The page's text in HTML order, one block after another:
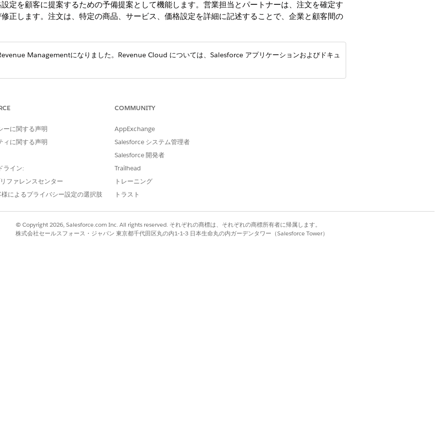
定を顧客に提案するための予備提案として機能します。営業担当とパートナーは、注文を確定す
正します。注文は、特定の商品、サービス、価格設定を詳細に記述することで、企業と顧客間の
Managementになりました。Revenue Cloud については、Salesforce アプリケーションおよびドキュ
と注文の両方で、トランザクション管理コンポーネントや高度な価格設定機能などの共有機能が
Revenue Management (旧Revenue Cloud)内の見積と注文のパフォーマンスを最適化します。取引品目エ
すべての価格設定ロジックを調整し、API 呼び出しプロトコルの一貫性を確保して、シームレスなシステムイン
Transaction Line Editorを使用して、Revenue Management(旧Revenue Cloud)で見積の追加、設定、価
ィターには、商品の選択を管理し、割引を適用し、最終送信前に価格設定の詳細を確認する一元的なワークスペ
ーに関する声明
ィに関する声明
ライン:
ファレンスセンター
様によるプライバシー設定の選択肢
COMMUNITY
AppExchange
Salesforce システム管理者
Salesforce 開発者
Trailhead
トレーニング
トラスト
© Copyright 2026, Salesforce.com Inc. All rights reserved. それぞれの商標は、それぞれの商標所有者に帰属します。
株式会社セールスフォース・ジャパン 東京都千代田区丸の内1-1-3 日本生命丸の内ガーデンタワー（Salesforce Tower）